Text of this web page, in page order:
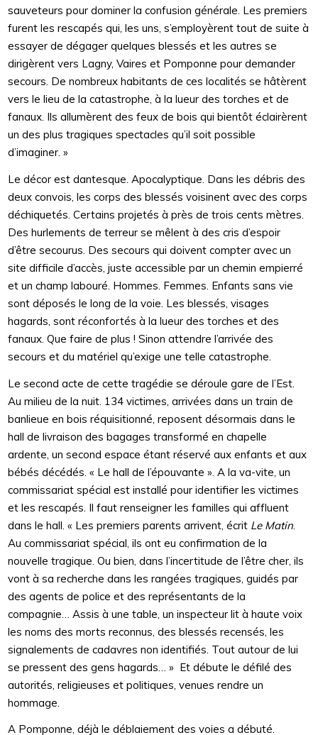
sauveteurs pour dominer la confusion générale. Les premiers
furent les rescapés qui, les uns, s’employèrent tout de suite à
essayer de dégager quelques blessés et les autres se
dirigèrent vers Lagny, Vaires et Pomponne pour demander
secours. De nombreux habitants de ces localités se hâtèrent
vers le lieu de la catastrophe, à la lueur des torches et de
fanaux. Ils allumèrent des feux de bois qui bientôt éclairèrent
un des plus tragiques spectacles qu’il soit possible
d’imaginer. »
Le décor est dantesque. Apocalyptique. Dans les débris des
deux convois, les corps des blessés voisinent avec des corps
déchiquetés. Certains projetés à près de trois cents mètres.
Des hurlements de terreur se mêlent à des cris d’espoir
d’être secourus. Des secours qui doivent compter avec un
site difficile d’accès, juste accessible par un chemin empierré
et un champ labouré. Hommes. Femmes. Enfants sans vie
sont déposés le long de la voie. Les blessés, visages
hagards, sont réconfortés à la lueur des torches et des
fanaux. Que faire de plus ! Sinon attendre l’arrivée des
secours et du matériel qu’exige une telle catastrophe.
Le second acte de cette tragédie se déroule gare de l’Est.
Au milieu de la nuit. 134 victimes, arrivées dans un train de
banlieue en bois réquisitionné, reposent désormais dans le
hall de livraison des bagages transformé en chapelle
ardente, un second espace étant réservé aux enfants et aux
bébés décédés. « Le hall de l’épouvante ». A la va-vite, un
commissariat spécial est installé pour identifier les victimes
et les rescapés. Il faut renseigner les familles qui affluent
dans le hall. « Les premiers parents arrivent, écrit Le Matin
Au commissariat spécial, ils ont eu confirmation de la
nouvelle tragique. Ou bien, dans l’incertitude de l’être cher, ils
vont à sa recherche dans les rangées tragiques, guidés par
des agents de police et des représentants de la
compagnie… Assis à une table, un inspecteur lit à haute voix
les noms des morts reconnus, des blessés recensés, les
signalements de cadavres non identifiés. Tout autour de lui
se pressent des gens hagards… » Et débute le défilé des
autorités, religieuses et politiques, venues rendre un
hommage.
A Pomponne, déjà le déblaiement des voies a débuté.